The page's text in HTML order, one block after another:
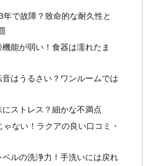
で故障？致命的な耐久性と
能が弱い！食器は濡れたま
はうるさい？ワンルームでは
ストレス？細かな不満点
ない！ラクアの良い口コミ・
ベルの洗浄力！手洗いには戻れ